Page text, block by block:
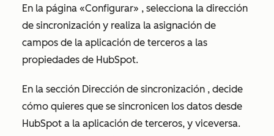
En la página «Configurar» , selecciona la dirección
de sincronización y realiza la asignación de
campos de la aplicación de terceros a las
propiedades de HubSpot.
En la sección Dirección de sincronización , decide
cómo quieres que se sincronicen los datos desde
HubSpot a la aplicación de terceros, y viceversa.